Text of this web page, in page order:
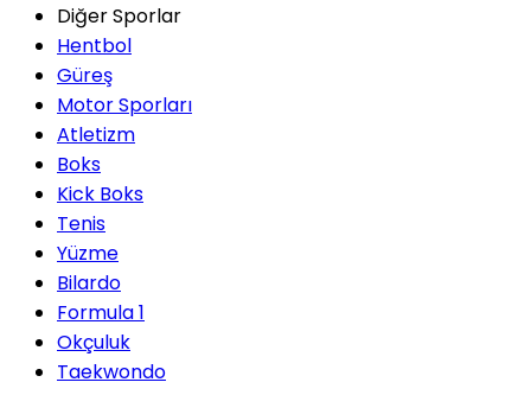
Diğer Sporlar
Hentbol
Güreş
Motor Sporları
Atletizm
Boks
Kick Boks
Tenis
Yüzme
Bilardo
Formula 1
Okçuluk
Taekwondo